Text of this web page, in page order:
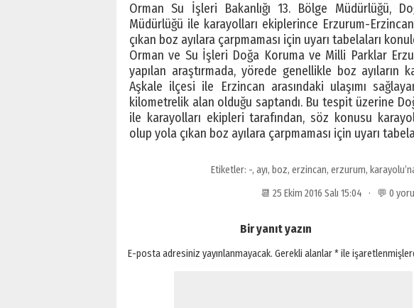
Orman Su İşleri Bakanlığı 13. Bölge Müdürlüğü,
Müdürlüğü ile karayolları ekiplerince Erzurum-
çıkan boz ayılara çarpmaması için uyarı tabelaları
Orman ve Su İşleri Doğa Koruma ve Milli Parklar
yapılan araştırmada, yörede genellikle boz ayıların
Aşkale ilçesi ile Erzincan arasındaki ulaşımı
kilometrelik alan olduğu saptandı. Bu tespit üzerine
ile karayolları ekipleri tarafından, söz konusu
olup yola çıkan boz ayılara çarpmaması için uyarı
Etiketler: -, ayı, boz, erzincan, erzurum,
📆 25 Ekim 2016 Salı 15:04 · 💬 0
Bir yanıt yazın
E-posta adresiniz yayınlanmayacak. Gerekli alanlar*ile